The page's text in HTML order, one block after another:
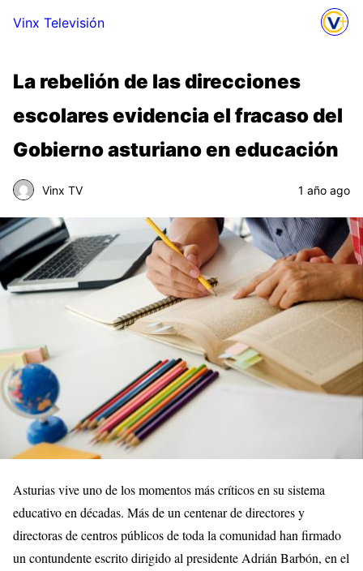
Vinx Televisión
La rebelión de las direcciones
escolares evidencia el fracaso del
Gobierno asturiano en educación
Vinx TV 1 año ago
Asturias vive uno de los momentos más críticos en su sistema
educativo en décadas. Más de un centenar de directores y
directoras de centros públicos de toda la comunidad han firmado
un contundente escrito dirigido al presidente Adrián Barbón, en el